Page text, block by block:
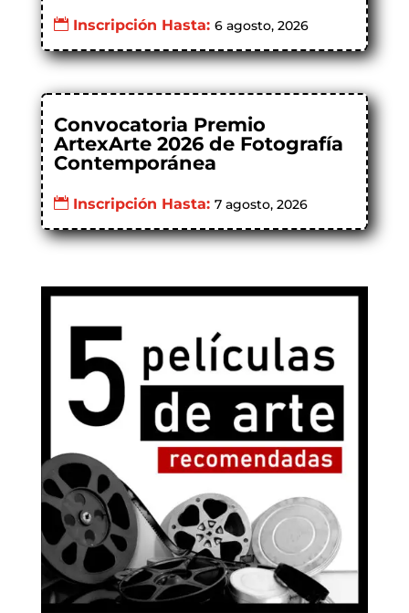
Inscripción Hasta: 6 agosto, 2026
Convocatoria Premio
ArtexArte 2026 de Fotografía
Contemporánea
Inscripción Hasta: 7 agosto, 2026